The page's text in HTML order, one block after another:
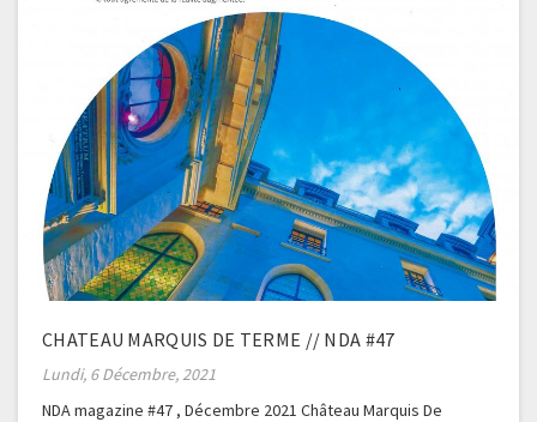
CHATEAU MARQUIS DE TERME // NDA #47
Lundi, 6 Décembre, 2021
NDA magazine #47 , Décembre 2021 Château Marquis De